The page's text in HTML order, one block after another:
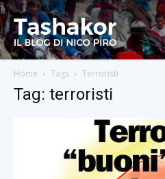
Home Tags Terroristi
Tag: terroristi